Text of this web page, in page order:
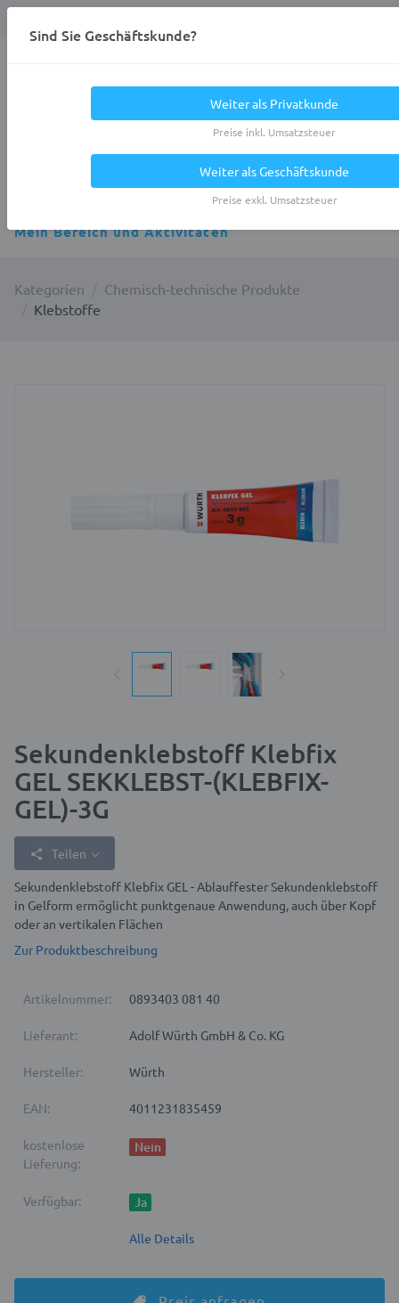
Mein Bereich und Aktivitäten
Kategorien
Chemisch-technische Produkte
Klebstoffe
Sekundenklebstoff Klebfix
GEL SEKKLEBST-(KLEBFIX-
GEL)-3G
Teilen
Sekundenklebstoff Klebfix GEL - Ablauffester Sekundenklebstoff
in Gelform ermöglicht punktgenaue Anwendung, auch über Kopf
oder an vertikalen Flächen
Zur Produktbeschreibung
Artikelnummer: 0893403 081 40
Lieferant: Adolf Würth GmbH & Co. KG
Hersteller: Würth
EAN: 4011231835459
kostenlose
Lieferung:
Nein
Verfügbar: Ja
Alle Details
Sind Sie Geschäftskunde?
Weiter als Privatkunde
Preise inkl. Umsatzsteuer
Weiter als Geschäftskunde
Preise exkl. Umsatzsteuer